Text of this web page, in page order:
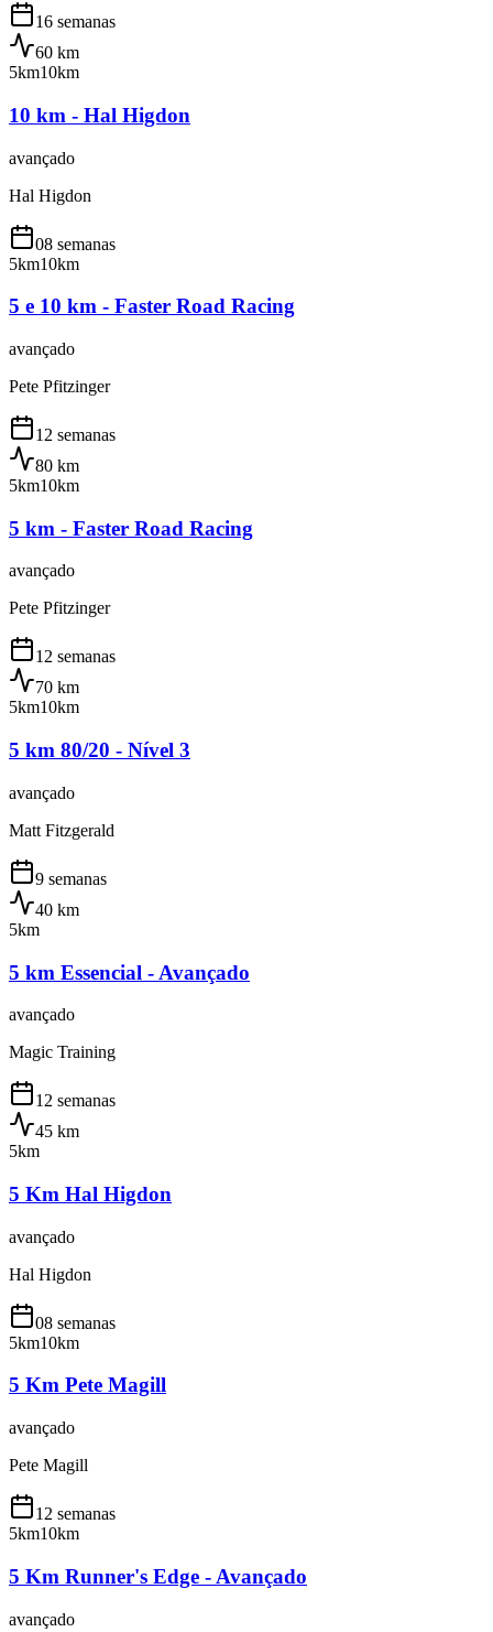
16 semanas
60 km
5km10km
10 km - Hal Higdon
avançado
Hal Higdon
08 semanas
5km10km
5 e 10 km - Faster Road Racing
avançado
Pete Pfitzinger
12 semanas
80 km
5km10km
5 km - Faster Road Racing
avançado
Pete Pfitzinger
12 semanas
70 km
5km10km
5 km 80/20 - Nível 3
avançado
Matt Fitzgerald
9 semanas
40 km
5km
5 km Essencial - Avançado
avançado
Magic Training
12 semanas
45 km
5km
5 Km Hal Higdon
avançado
Hal Higdon
08 semanas
5km10km
5 Km Pete Magill
avançado
Pete Magill
12 semanas
5km10km
5 Km Runner's Edge - Avançado
avançado